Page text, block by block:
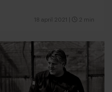
18 april 2021 2 min